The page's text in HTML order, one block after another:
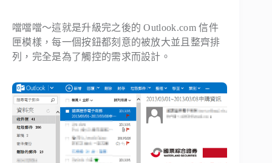
噹噹噹～這就是升級完之後的 Outlook.com 信件
匣模樣，每一個按鈕都刻意的被放大並且整齊排
列，完全是為了觸控的需求而設計。